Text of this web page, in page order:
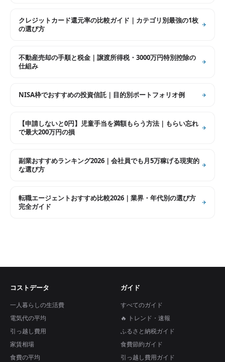
クレジットカード還元率の比較ガイド｜カテゴリ別最強の1枚
の選び方
不動産売却の手順と税金｜譲渡所得税・3000万円特別控除の
仕組み
NISA枠でおすすめの投資信託｜目的別ポートフォリオ例
【申請しないと0円】児童手当を満額もらう方法｜もらい忘れ
で最大200万円の損
副業おすすめランキング2026｜会社員でも月5万稼げる現実的
な選び方
転職エージェントおすすめ比較2026｜業界・年代別の選び方
完全ガイド
コストデータ
一人暮らしの生活費
電気代の平均
引っ越し費用
家賃相場
食費の平均
ガイド
すべてのガイド
🔥 トレンド・速報
ふるさと納税ガイド
食費節約ガイド
引っ越し費用ガイド